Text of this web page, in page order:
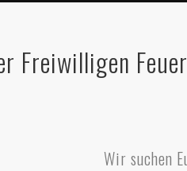
Freiwilligen
Wir suchen